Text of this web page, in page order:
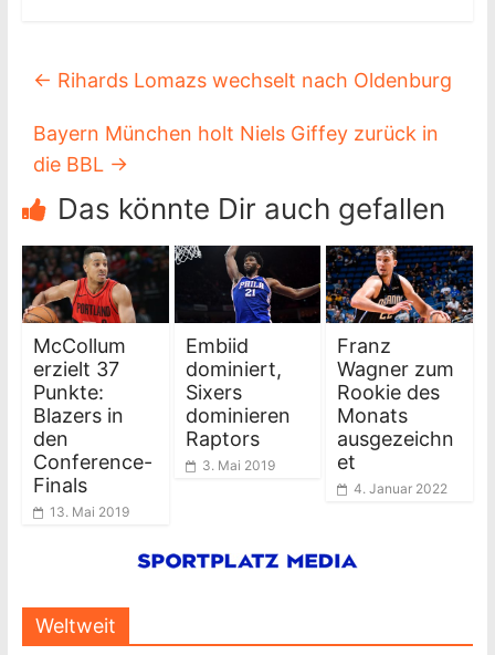
← Rihards Lomazs wechselt nach Oldenburg
Bayern München holt Niels Giffey zurück in
die BBL →
Das könnte Dir auch gefallen
McCollum
erzielt 37
Punkte:
Blazers in
den
Conference-
Finals
13. Mai 2019
Embiid
dominiert,
Sixers
dominieren
Raptors
3. Mai 2019
Franz
Wagner zum
Rookie des
Monats
ausgezeichn
et
4. Januar 2022
Weltweit